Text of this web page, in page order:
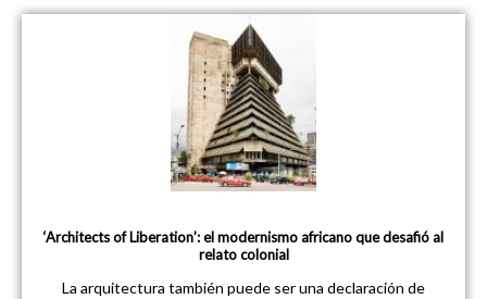
‘Architects of Liberation’: el modernismo africano que desafió al
relato colonial
La arquitectura también puede ser una declaración de